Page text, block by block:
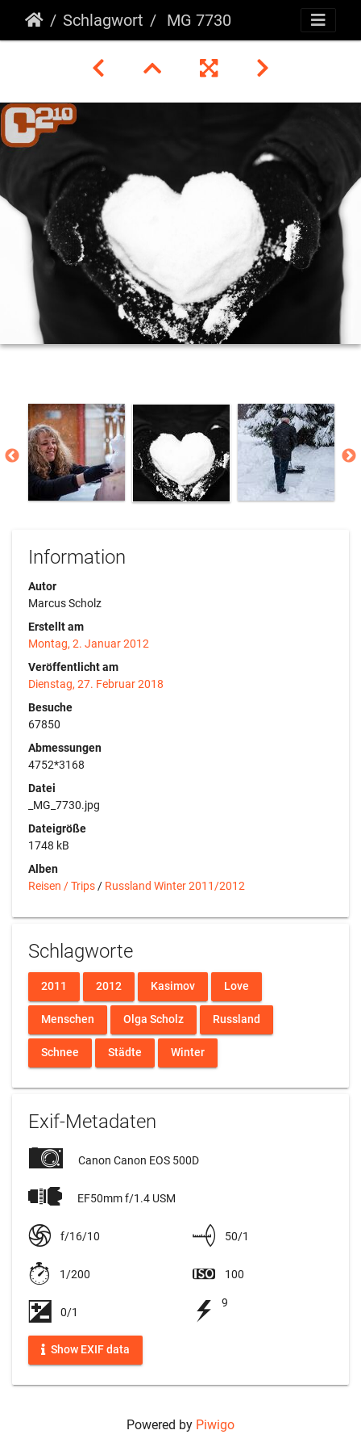
Schlagwort MG 7730
Information
Autor
Marcus Scholz
Erstellt am
Montag, 2. Januar 2012
Veröffentlicht am
Dienstag, 27. Februar 2018
Besuche
67850
Abmessungen
4752*3168
Datei
_MG_7730.jpg
Dateigröße
1748 kB
Alben
Reisen / Trips / Russland Winter 2011/2012
Schlagworte
2011 2012 Kasimov Love
Menschen Olga Scholz Russland
Schnee Städte Winter
Exif-Metadaten
Canon Canon EOS 500D
EF50mm f/1.4 USM
f/16/10 50/1
1/200 100
0/1
9
Show EXIF data
Powered by Piwigo